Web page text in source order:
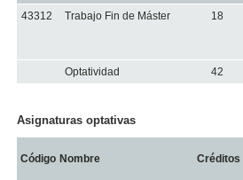
43312 Trabajo Fin de Máster 18
Optatividad 42
Asignaturas optativas
Código Nombre Créditos